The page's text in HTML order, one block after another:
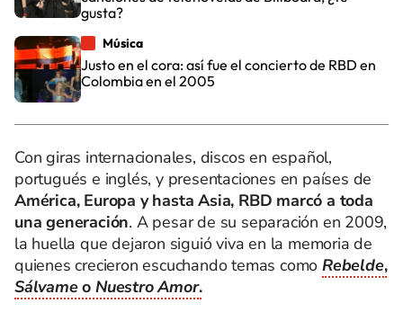
gusta?
Música
Justo en el cora: así fue el concierto de RBD en
Colombia en el 2005
Con giras internacionales, discos en español,
portugués e inglés, y presentaciones en países de
América, Europa y hasta Asia, RBD marcó a toda
una generación. A pesar de su separación en 2009,
la huella que dejaron siguió viva en la memoria de
quienes crecieron escuchando temas como Rebelde,
SálvameoNuestro Amor.